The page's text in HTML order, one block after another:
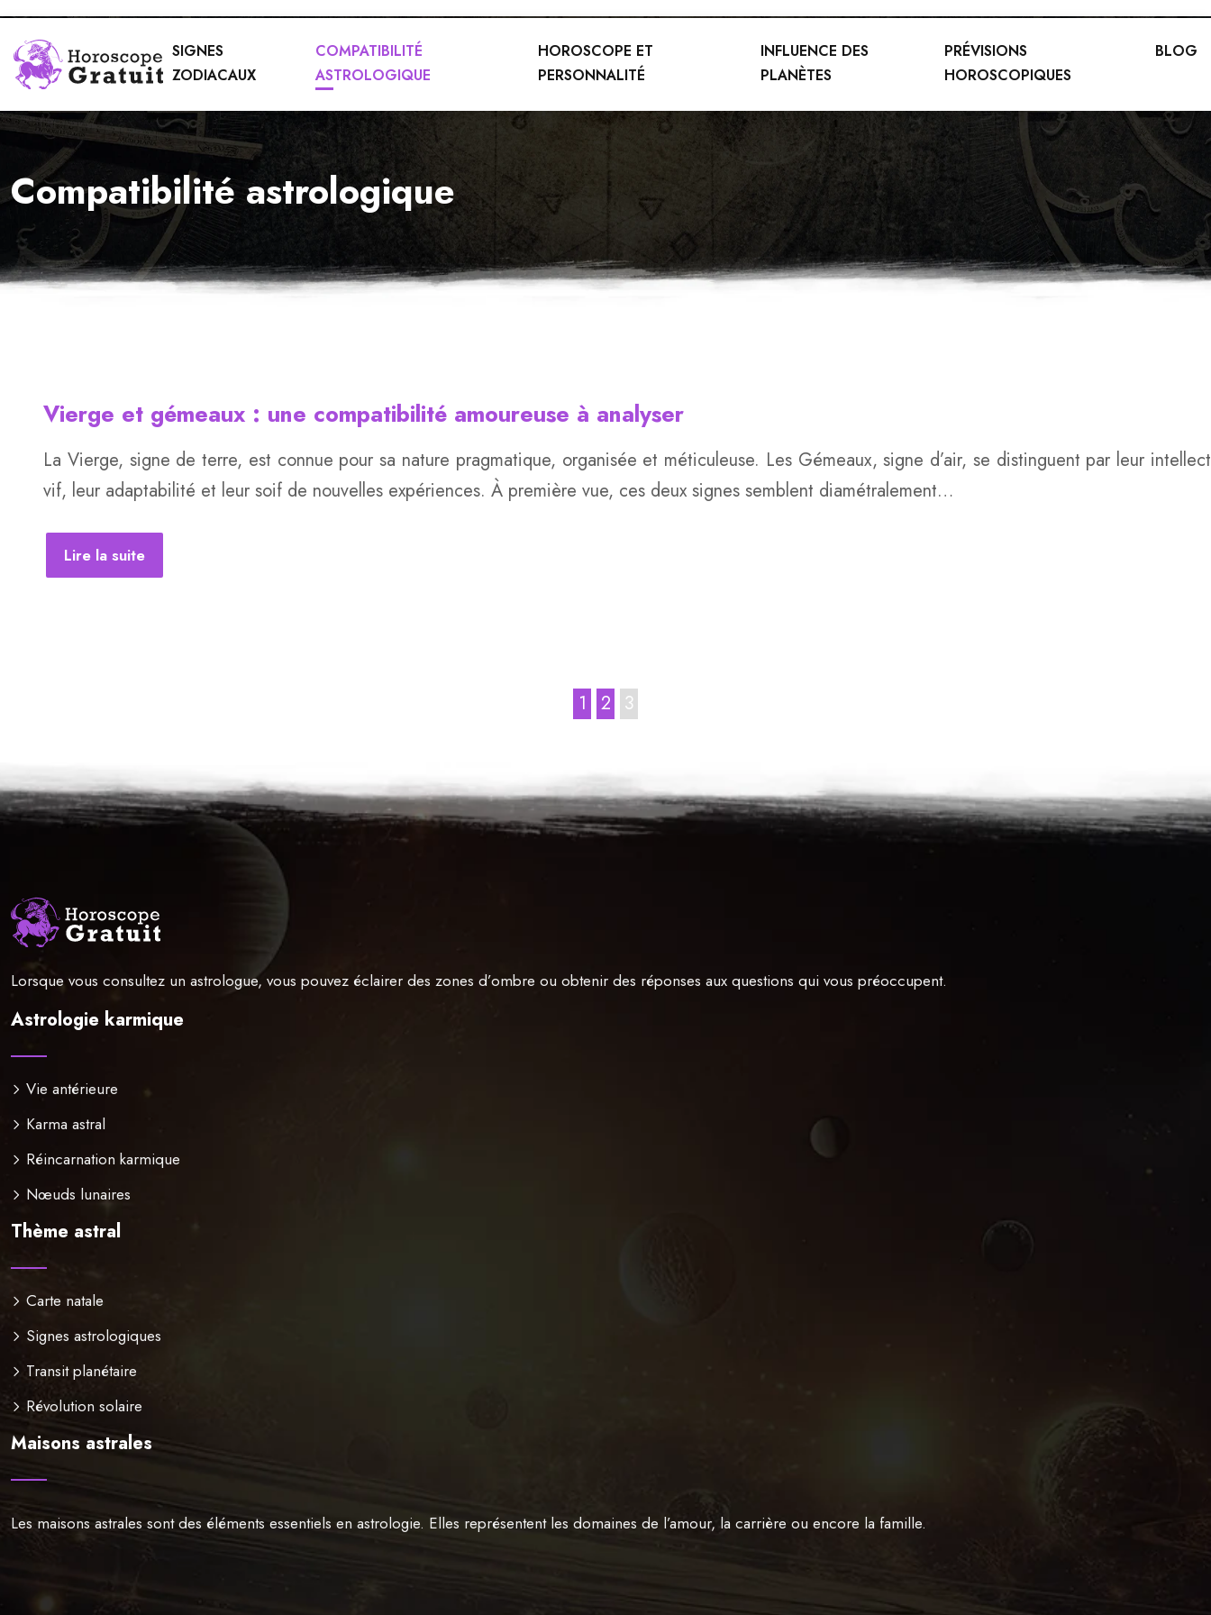
SIGNES
ZODIACAUX
COMPATIBILITÉ
ASTROLOGIQUE
HOROSCOPE ET
PERSONNALITÉ
INFLUENCE DES
PLANÈTES
PRÉVISIONS
HOROSCOPIQUES
BLOG
Compatibilité astrologique
Vierge et gémeaux : une compatibilité amoureuse à analyser
La Vierge, signe de terre, est connue pour sa nature pragmatique, organisée et méticuleuse. Les Gémeaux, signe d’air, se distinguent par leur intellect
vif, leur adaptabilité et leur soif de nouvelles expériences. À première vue, ces deux signes semblent diamétralement…
Lire la suite
1 2 3
Lorsque vous consultez un astrologue, vous pouvez éclairer des zones d’ombre ou obtenir des réponses aux questions qui vous préoccupent.
Astrologie karmique
Vie antérieure
Karma astral
Réincarnation karmique
Nœuds lunaires
Thème astral
Carte natale
Signes astrologiques
Transit planétaire
Révolution solaire
Maisons astrales
Les maisons astrales sont des éléments essentiels en astrologie. Elles représentent les domaines de l’amour, la carrière ou encore la famille.